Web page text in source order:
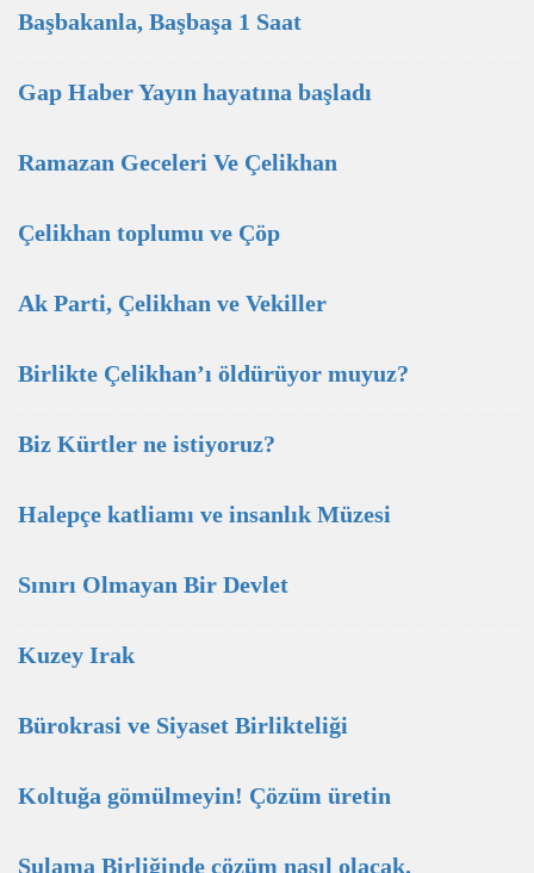
Başbakanla, Başbaşa 1 Saat
Gap Haber Yayın hayatına başladı
Ramazan Geceleri Ve Çelikhan
Çelikhan toplumu ve Çöp
Ak Parti, Çelikhan ve Vekiller
Birlikte Çelikhan’ı öldürüyor muyuz?
Biz Kürtler ne istiyoruz?
Halepçe katliamı ve insanlık Müzesi
Sınırı Olmayan Bir Devlet
Kuzey Irak
Bürokrasi ve Siyaset Birlikteliği
Koltuğa gömülmeyin! Çözüm üretin
Sulama Birliğinde çözüm nasıl olacak.